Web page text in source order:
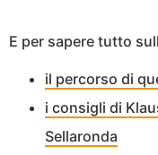
E per sapere tutto
il percorso di
i consigli di
Sellaronda